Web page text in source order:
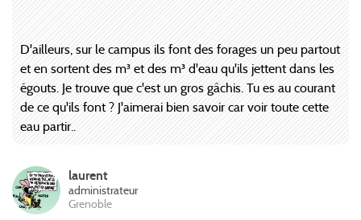
D'ailleurs, sur le campus ils font des forages un peu partout
et en sortent des m³ et des m³ d'eau qu'ils jettent dans les
égouts. Je trouve que c'est un gros gâchis. Tu es au courant
de ce qu'ils font ? J'aimerai bien savoir car voir toute cette
eau partir..
laurent
administrateur
Grenoble